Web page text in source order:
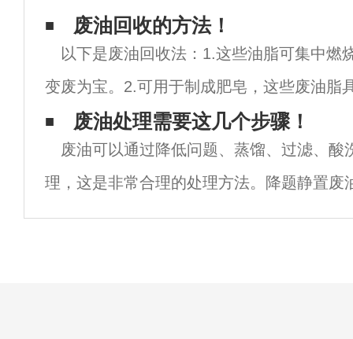
其实可以在社会上找到一些专业的上海危废
进行相关的处理。
废油回收的方法！
以下是废油回收法：1.这些油脂可集中燃
变废为宝。2.可用于制成肥皂，这些废油脂
能力。3.制作动物的饲料可集中回收。4.工
过科学的分解提炼制成，用于润滑零件等。
废油处理需要这几个步骤！
废油可以通过降低问题、蒸馏、过滤、酸
理，这是非常合理的处理方法。降题静置废
和分离。由油和油温决定沉降时间。油温越